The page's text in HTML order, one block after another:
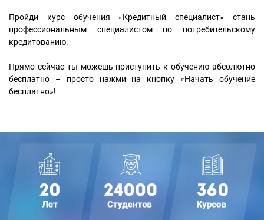
Пройди курс обучения «Кредитный специалист» стань
профессиональным специалистом по потребительскому
кредитованию.
Прямо сейчас ты можешь приступить к обучению абсолютно
бесплатно – просто нажми на кнопку «Начать обучение
бесплатно»!